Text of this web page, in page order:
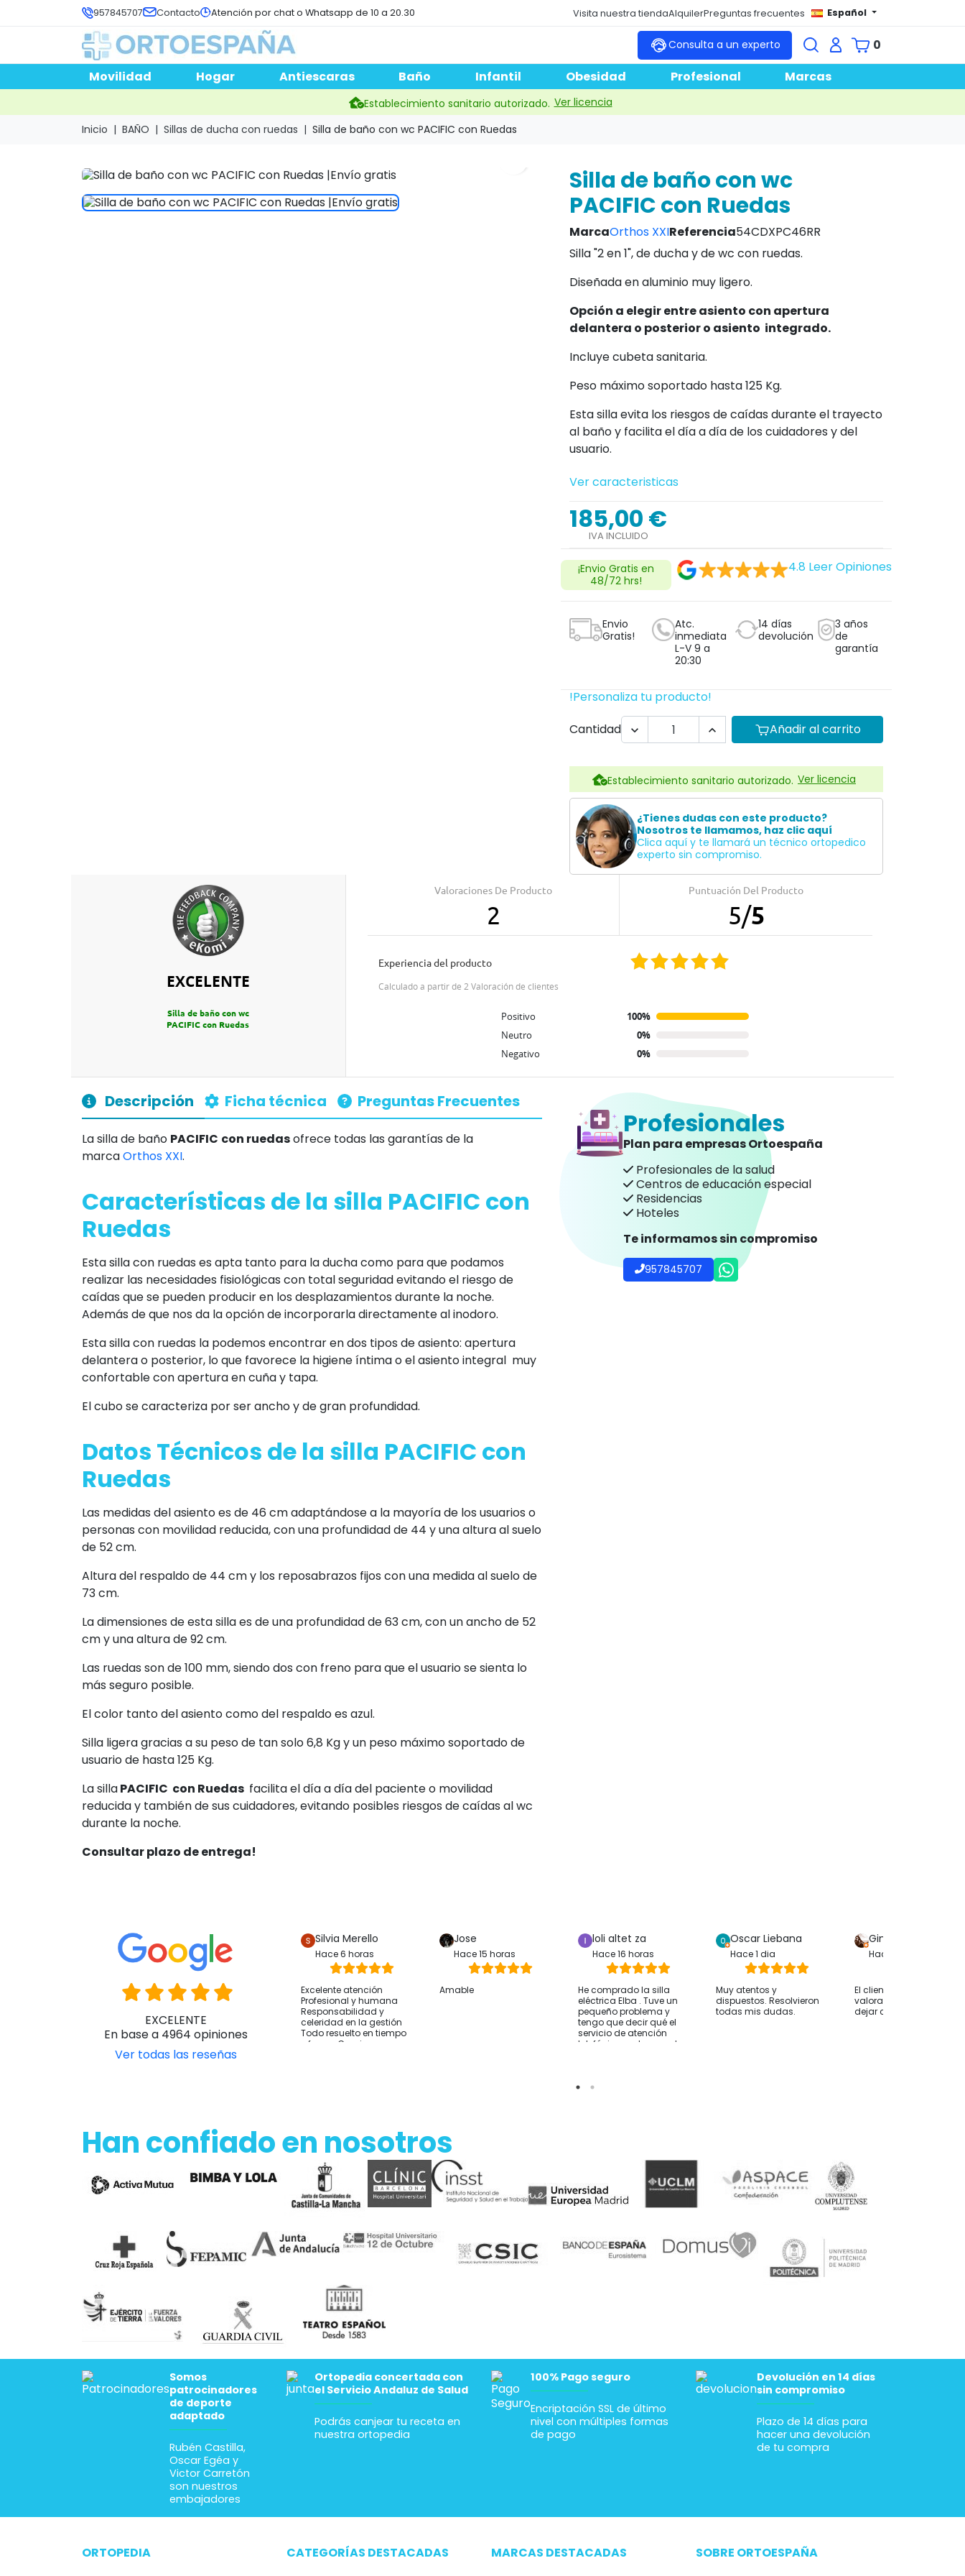
957845707 Contacto Atención por chat o Whatsapp de 10 a 20.30 Visita nuestra tiendaAlquilerPreguntas frecuentes Español
Consulta a un experto
0
Movilidad
Hogar Antiescaras Baño Infantil Obesidad Profesional Marcas
Establecimiento sanitario autorizado. Ver licencia
Inicio
BAÑO Sillas de ducha con ruedas Silla de baño con wc PACIFIC con Ruedas
Silla de baño con wc
PACIFIC con Ruedas
MarcaOrthos XXIReferencia54CDXPC46RR
Silla "2 en 1", de ducha y de wc con ruedas.
Diseñada en aluminio muy ligero.
Opción a elegir entre asiento con apertura
delantera o posterior o asiento integrado.
Incluye cubeta sanitaria.
Peso máximo soportado hasta 125 Kg.
Esta silla evita los riesgos de caídas durante el trayecto
al baño y facilita el día a día de los cuidadores y del
usuario.
Ver caracteristicas
185,00 €
IVA INCLUIDO
¡Envio Gratis en
48/72 hrs!
4.8 Leer Opiniones
Envio
Gratis!
Atc.
inmediata
L-V 9 a
20:30
14 días
devolución
3 años
de
garantía
!Personaliza tu producto!
Cantidad
  Añadir al carrito
Establecimiento sanitario autorizado. Ver licencia
¿Tienes dudas con este producto?
Nosotros te llamamos, haz clic aquí
Clica aquí y te llamará un técnico ortopedico
experto sin compromiso.
EXCELENTE
Silla de baño con wc
PACIFIC con Ruedas
Valoraciones De Producto
2
Puntuación Del Producto
5/5
Experiencia del producto
Calculado a partir de 2 Valoración de clientes
Positivo
100%
Neutro
0%
Negativo
0%
Profesionales
Plan para empresas Ortoespaña
Profesionales de la salud
Centros de educación especial
Residencias
Hoteles
Te informamos sin compromiso
957845707
Descripción Ficha técnica Preguntas Frecuentes
La silla de baño PACIFIC con ruedasofrece todas las garantías de la
marcaOrthos XXI.
Características de la silla PACIFIC con
Ruedas
Esta silla con ruedas es apta tanto para la ducha como para que podamos
realizar las necesidades fisiológicas con total seguridad evitando el riesgo de
caídas que se pueden producir en los desplazamientos durante la noche.
Además de que nos da la opción de incorporarla directamente al inodoro.
Esta silla con ruedas la podemos encontrar en dos tipos de asiento: apertura
delantera o posterior, lo que favorece la higiene íntima o el asiento integral muy
confortable con apertura en cuña y tapa.
El cubo se caracteriza por ser ancho y de gran profundidad.
Datos Técnicos de la silla PACIFIC con
Ruedas
Las medidas del asiento es de 46 cm adaptándose a la mayoría de los usuarios o
personas con movilidad reducida, con una profundidad de 44 y una altura al suelo
de 52 cm.
Altura del respaldo de 44 cm y los reposabrazos fijos con una medida al suelo de
73 cm.
La dimensiones de esta silla es de una profundidad de 63 cm, con un ancho de 52
cm y una altura de 92 cm.
Las ruedas son de 100 mm, siendo dos con freno para que el usuario se sienta lo
más seguro posible.
El color tanto del asiento como del respaldo es azul.
Silla ligera gracias a su peso de tan solo 6,8 Kg y un peso máximo soportado de
usuario de hasta 125 Kg.
La sillaPACIFIC con Ruedas facilita el día a día del paciente o movilidad
reducida y también de sus cuidadores, evitando posibles riesgos de caídas al wc
durante la noche.
Consultar plazo de entrega!
EXCELENTE
En base a 4964 opiniones
Ver todas las reseñas
Silvia Merello
Hace 6 horas
Excelente atención
Profesional y humana
Responsabilidad y
celeridad en la gestión
Todo resuelto en tiempo
y forma Gracias
Jose
Hace 15 horas
Amable
loli altet za
Hace 16 horas
He comprado la silla
eléctrica Elba . Tuve un
pequeño problema y
tengo que decir qué el
servicio de atención
telefónica y whassap ha
Alicante y el envío fue
Oscar Liebana
Hace 1 dia
Muy atentos y
dispuestos. Resolvieron
todas mis dudas.
Gina Bp
Hace 1 dia
El cliente solo ha
valorado su compra sin
dejar comentarios
Han confiado en nosotros
Somos
patrocinadores
de deporte
adaptado
Rubén Castilla,
Oscar Egéa y
Victor Carretón
son nuestros
embajadores
Ortopedia concertada con
el Servicio Andaluz de Salud
Podrás canjear tu receta en
nuestra ortopedia
100% Pago seguro
Encriptación SSL de último
nivel con múltiples formas
de pago
Devolución en 14 días
sin compromiso
Plazo de 14 días para
hacer una devolución
de tu compra
ORTOPEDIA CATEGORÍAS DESTACADAS MARCAS DESTACADAS SOBRE ORTOESPAÑA